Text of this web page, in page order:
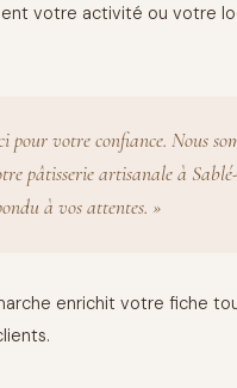
votre activité ou votre
pour votre confiance. Nous
pâtisserie artisanale à
à vos attentes. »
enrichit votre fiche